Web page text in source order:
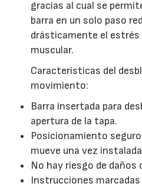
gracias al cual se
barra en un solo paso
drásticamente el estrés
muscular.
Características del
movimiento:
Barra insertada para
apertura de la tapa.
Posicionamiento
mueve una vez
No hay riesgo de daños
Instrucciones marcadas